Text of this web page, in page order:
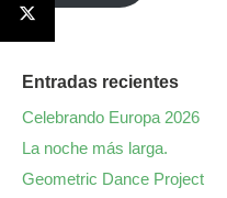
Entradas recientes
Celebrando Europa 2026
La noche más larga.
Geometric Dance Project